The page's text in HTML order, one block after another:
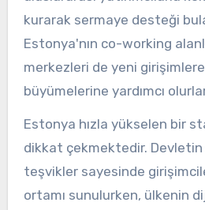
kurarak sermaye desteği
Estonya'nın co-working
merkezleri de yeni
büyümelerine yardımcı
Estonya hızla yükselen bir
dikkat çekmektedir.
teşvikler sayesinde
ortamı sunulurken, ülkenin